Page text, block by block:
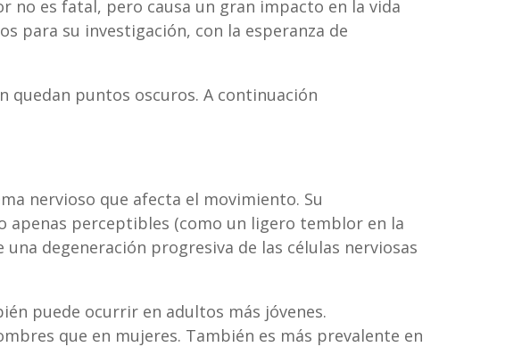
es fatal, pero causa un gran impacto en la vida
para su investigación, con la esperanza de
quedan puntos oscuros. A continuación
nervioso que afecta el movimiento. Su
apenas perceptibles (como un ligero temblor en la
degeneración progresiva de las células nerviosas
puede ocurrir en adultos más jóvenes.
que en mujeres. También es más prevalente en